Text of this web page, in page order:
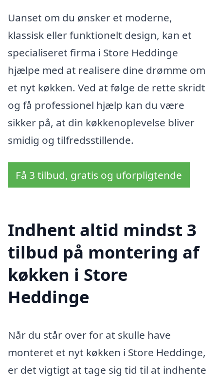
Uanset om du ønsker et moderne,
klassisk eller funktionelt design, kan et
specialiseret firma i Store Heddinge
hjælpe med at realisere dine drømme om
et nyt køkken. Ved at følge de rette skridt
og få professionel hjælp kan du være
sikker på, at din køkkenoplevelse bliver
smidig og tilfredsstillende.
Få 3 tilbud, gratis og uforpligtende
Indhent altid mindst 3
tilbud på montering af
køkken i Store
Heddinge
Når du står over for at skulle have
monteret et nyt køkken i Store Heddinge,
er det vigtigt at tage sig tid til at indhente